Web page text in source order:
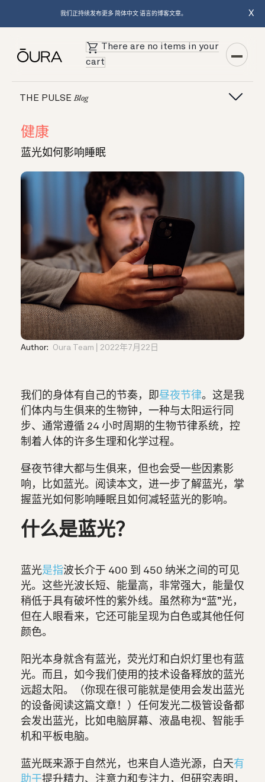
我们正持续发布更多 简体中文 语言的博客文章。 X
There are no items in your
cart
THE PULSEBlog
健康
蓝光如何影响睡眠
Author: Oura Team 2022年7月22日
我们的身体有自己的节奏，即昼夜节律。这是我
们体内与生俱来的生物钟，一种与太阳运行同
步、通常遵循 24 小时周期的生物节律系统，控
制着人体的许多生理和化学过程。
昼夜节律大都与生俱来，但也会受一些因素影
响，比如蓝光。阅读本文，进一步了解蓝光，掌
握蓝光如何影响睡眠且如何减轻蓝光的影响。
什么是蓝光？
蓝光是指波长介于 400 到 450 纳米之间的可见
光。这些光波长短、能量高，非常强大，能量仅
稍低于具有破坏性的紫外线。虽然称为“蓝”光，
但在人眼看来，它还可能呈现为白色或其他任何
颜色。
阳光本身就含有蓝光，荧光灯和白炽灯里也有蓝
光。而且，如今我们使用的技术设备释放的蓝光
远超太阳。（你现在很可能就是使用会发出蓝光
的设备阅读这篇文章！）任何发光二极管设备都
会发出蓝光，比如电脑屏幕、液晶电视、智能手
机和平板电脑。
蓝光既来源于自然光，也来自人造光源，白天有
助于提升精力、注意力和专注力，但研究表明，